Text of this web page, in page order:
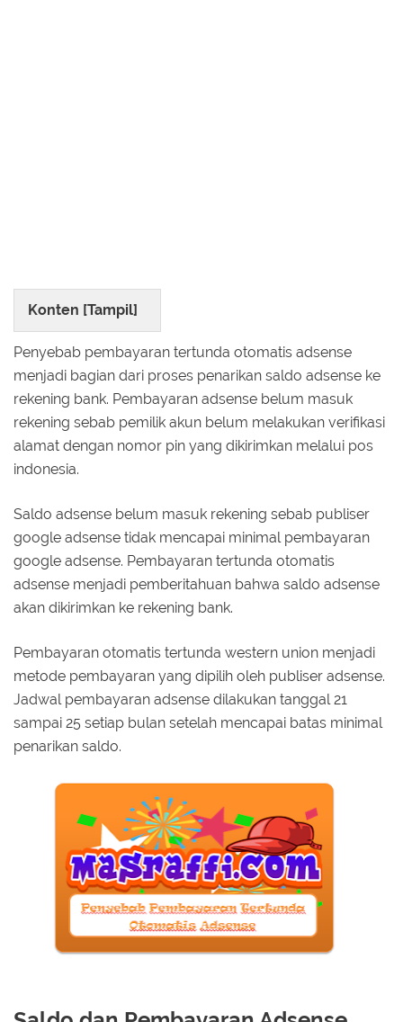
Konten [Tampil]
Penyebab pembayaran tertunda otomatis adsense
menjadi bagian dari proses penarikan saldo adsense ke
rekening bank. Pembayaran adsense belum masuk
rekening sebab pemilik akun belum melakukan verifikasi
alamat dengan nomor pin yang dikirimkan melalui pos
indonesia.
Saldo adsense belum masuk rekening sebab publiser
google adsense tidak mencapai minimal pembayaran
google adsense. Pembayaran tertunda otomatis
adsense menjadi pemberitahuan bahwa saldo adsense
akan dikirimkan ke rekening bank.
Pembayaran otomatis tertunda western union menjadi
metode pembayaran yang dipilih oleh publiser adsense.
Jadwal pembayaran adsense dilakukan tanggal 21
sampai 25 setiap bulan setelah mencapai batas minimal
penarikan saldo.